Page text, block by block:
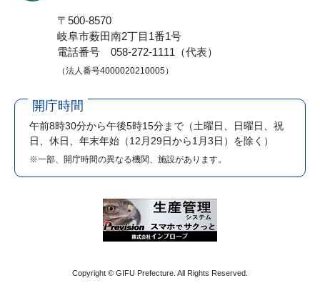
〒500-8570
岐阜市薮田南2丁目1番1号
電話番号 058-272-1111（代表）
（法人番号4000020210005）
開庁時間
午前8時30分から午後5時15分まで （土曜日、日曜日、祝
日、休日、年末年始（12月29日から1月3日）を除く）
※一部、開庁時間の異なる機関、施設があります。
Copyright © GIFU Prefecture. All Rights Reserved.